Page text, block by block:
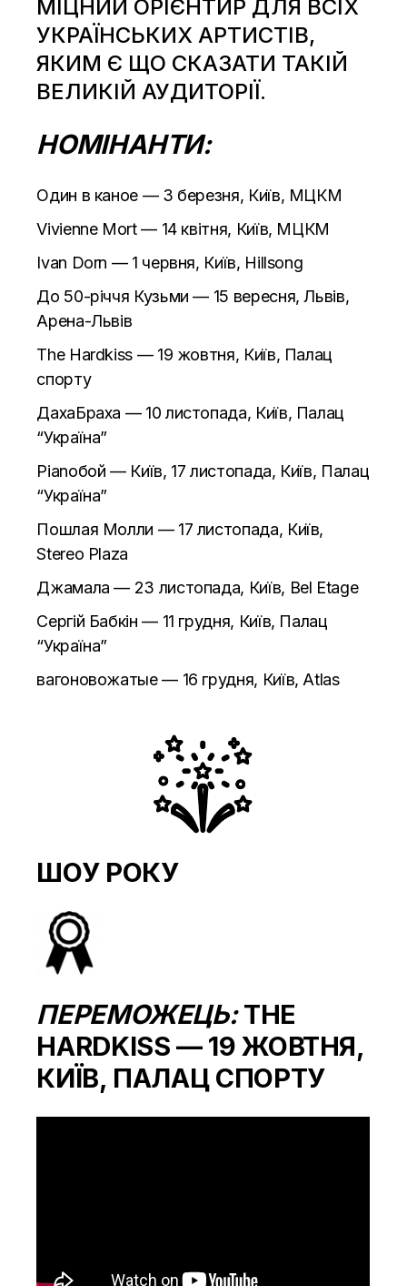
МІЦНИЙ ОРІЄНТИР ДЛЯ ВСІХ
УКРАЇНСЬКИХ АРТИСТІВ,
ЯКИМ Є ЩО СКАЗАТИ ТАКІЙ
ВЕЛИКІЙ АУДИТОРІЇ.
НОМІНАНТИ:
Один в каное — 3 березня, Київ, МЦКМ
Vivienne Mort — 14 квітня, Київ, МЦКМ
Ivan Dorn — 1 червня, Київ, Hillsong
До 50-річчя Кузьми — 15 вересня, Львів,
Арена-Львів
The Hardkiss — 19 жовтня, Київ, Палац
спорту
ДахаБраха — 10 листопада, Київ, Палац
“Україна”
Pianoбой — Київ, 17 листопада, Київ, Палац
“Україна”
Пошлая Молли — 17 листопада, Київ,
Stereo Plaza
Джамала — 23 листопада, Київ, Bel Etage
Сергій Бабкін — 11 грудня, Київ, Палац
“Україна”
вагоновожатые — 16 грудня, Київ, Atlas
ШОУ РОКУ
ПЕРЕМОЖЕЦЬ:THE
HARDKISS — 19 ЖОВТНЯ,
КИЇВ, ПАЛАЦ СПОРТУ